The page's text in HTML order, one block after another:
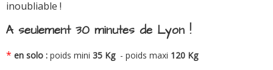
inoubliable !
A seulement 30 minutes de Lyon !
* en solo : poids mini 35 Kg - poids maxi 120 Kg